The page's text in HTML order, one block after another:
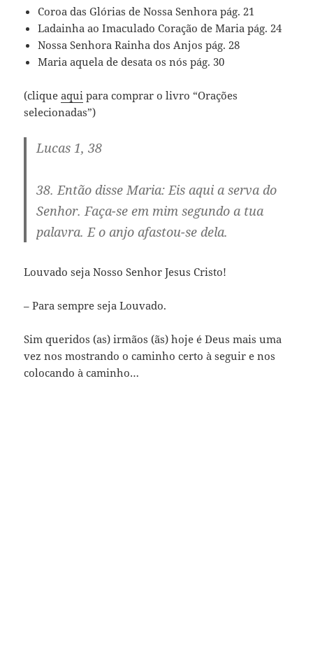
Coroa das Glórias de Nossa Senhora pág. 21
Ladainha ao Imaculado Coração de Maria pág. 24
Nossa Senhora Rainha dos Anjos pág. 28
Maria aquela de desata os nós pág. 30
(cliqueaqui para comprar o livro “Orações
selecionadas”)
Lucas 1, 38
38. Então disse Maria: Eis aqui a serva do
Senhor. Faça-se em mim segundo a tua
palavra. E o anjo afastou-se dela.
Louvado seja Nosso Senhor Jesus Cristo!
– Para sempre seja Louvado.
Sim queridos (as) irmãos (ãs) hoje é Deus mais uma
vez nos mostrando o caminho certo à seguir e nos
colocando à caminho…